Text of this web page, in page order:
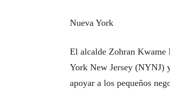
Nueva York
El alcalde Zohran
York New Jersey (NYNJ)
apoyar a los pequeños